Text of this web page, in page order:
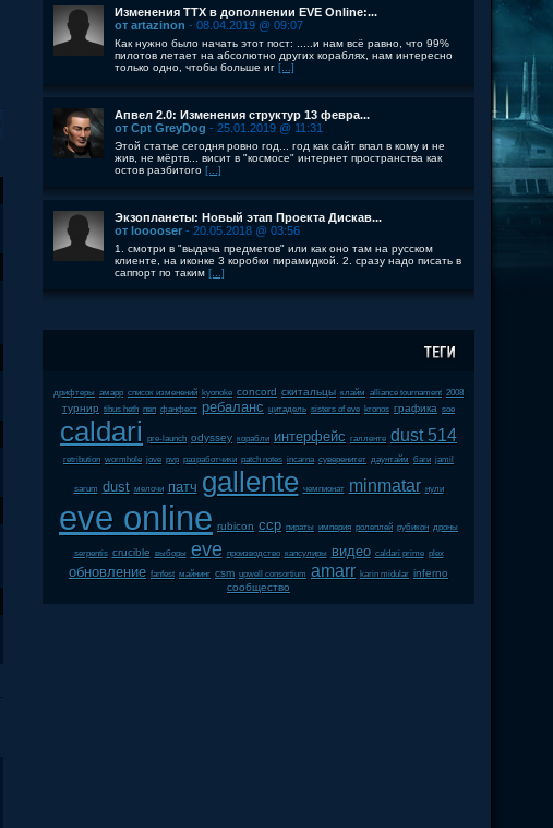
Изменения ТТХ в дополнении EVE Online:...
от artazinon - 08.04.2019 @ 09:07
Как нужно было начать этот пост: .....и нам всё равно, что 99%
пилотов летает на абсолютно других кораблях, нам интересно
только одно, чтобы больше иг [...]
Апвел 2.0: Изменения структур 13 февра...
от Cpt GreyDog - 25.01.2019 @ 11:31
Этой статье сегодня ровно год... год как сайт впал в кому и не
жив, не мёртв... висит в "космосе" интернет пространства как
остов разбитого [...]
Экзопланеты: Новый этап Проекта Дискав...
от looooser - 20.05.2018 @ 03:56
1. смотри в "выдача предметов" или как оно там на русском
клиенте, на иконке 3 коробки пирамидкой. 2. сразу надо писать в
саппорт по таким [...]
дрифтеры амарр список изменений kyonoke concord скитальцы клайм alliance tournament 2008
турнир tibus heth пвп фанфест ребаланс цитадель sisters of eve kronos графика soe
caldari pre-launch odyssey корабли интерфейс галленте dust 514
retribution wormhole jove pvp разработчики patch notes incarna суверенитет даунтайм баги jamil
sarum dust мелочи патч gallente чемпионат minmatar нули
eve online rubicon ccp пираты империя ролеплей рубикон дроны
serpentis crucible выборы eve производство капсулиры видео caldari prime plex
обновление fanfest майнинг csm upwell consortium amarr karin midular inferno
сообщество